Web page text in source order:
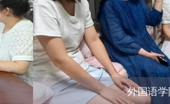
外国语学院开展“‘寓’见星期五一一寓...